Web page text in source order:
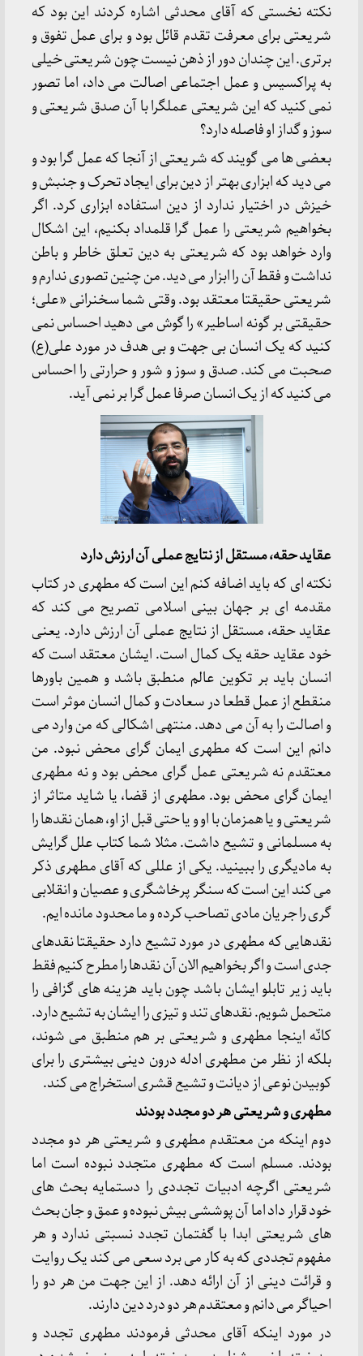
نکته نخستی که آقای محدثی اشاره کردند این بود که
شریعتی برای معرفت تقدم قائل بود و برای عمل تفوق و
برتری. این چندان دور از ذهن نیست چون شریعتی خیلی
به پراکسیس و عمل اجتماعی اصالت می داد، اما تصور
نمی کنید که این شریعتی عملگرا با آن صدق شریعتی و
سوز و گداز او فاصله دارد؟
بعضی ها می گویند که شریعتی از آنجا که عمل گرا بود و
می دید که ابزاری بهتر از دین برای ایجاد تحرک و جنبش و
خیزش در اختیار ندارد از دین استفاده ابزاری کرد. اگر
بخواهیم شریعتی را عمل گرا قلمداد بکنیم، این اشکال
وارد خواهد بود که شریعتی به دین تعلق خاطر و باطن
نداشت و فقط آن را ابزار می دید. من چنین تصوری ندارم و
شریعتی حقیقتا معتقد بود. وقتی شما سخنرانی «علی؛
حقیقتی بر گونه اساطیر» را گوش می دهید احساس نمی
کنید که یک انسان بی جهت و بی هدف در مورد علی(ع)
صحبت می کند. صدق و سوز و شور و حرارتی را احساس
می کنید که از یک انسان صرفا عمل گرا بر نمی آید.
عقاید حقه، مستقل از نتایج عملی آن ارزش دارد
نکته ای که باید اضافه کنم این است که مطهری در کتاب
مقدمه ای بر جهان بینی اسلامی تصریح می کند که
عقاید حقه، مستقل از نتایج عملی آن ارزش دارد. یعنی
خود عقاید حقه یک کمال است. ایشان معتقد است که
انسان باید بر تکوین عالم منطبق باشد و همین باورها
منقطع از عمل قطعا در سعادت و کمال انسان موثر است
و اصالت را به آن می دهد. منتهی اشکالی که من وارد می
دانم این است که مطهری ایمان گرای محض نبود. من
معتقدم نه شریعتی عمل گرای محض بود و نه مطهری
ایمان گرای محض بود. مطهری از قضا، یا شاید متاثر از
شریعتی و یا همزمان با او و یا حتی قبل از او، همان نقدها را
به مسلمانی و تشیع داشت. مثلا شما کتاب علل گرایش
به مادیگری را ببینید. یکی از عللی که آقای مطهری ذکر
می کند این است که سنگر پرخاشگری و عصیان و انقلابی
گری را جریان مادی تصاحب کرده و ما محدود مانده ایم.
نقدهایی که مطهری در مورد تشیع دارد حقیقتا نقدهای
جدی است و اگر بخواهیم الان آن نقدها را مطرح کنیم فقط
باید زیر تابلو ایشان باشد چون باید هزینه های گزافی را
متحمل شویم. نقدهای تند و تیزی را ایشان به تشیع دارد.
کانّه اینجا مطهری و شریعتی بر هم منطبق می شوند،
بلکه از نظر من مطهری ادله درون دینی بیشتری را برای
کوبیدن نوعی از دیانت و تشیع قشری استخراج می کند.
مطهری و شریعتی هر دو مجدد بودند
دوم اینکه من معتقدم مطهری و شریعتی هر دو مجدد
بودند. مسلم است که مطهری متجدد نبوده است اما
شریعتی اگرچه ادبیات تجددی را دستمایه بحث های
خود قرار داد اما آن پوششی بیش نبوده و عمق و جان بحث
های شریعتی ابدا با گفتمان تجدد نسبتی ندارد و هر
مفهوم تجددی که به کار می برد سعی می کند یک روایت
و قرائت دینی از آن ارائه دهد. از این جهت من هر دو را
احیاگر می دانم و معتقدم هر دو درد دین دارند.
در مورد اینکه آقای محدثی فرمودند مطهری تجدد و